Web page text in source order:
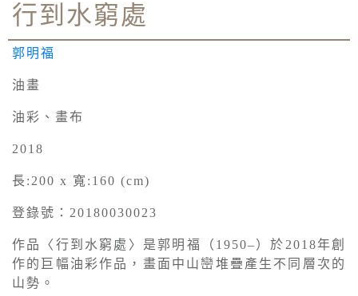
行到水窮處
郭明福
油畫
油彩、畫布
2018
長:200 x 寬:160 (cm)
登錄號：20180030023
作品〈行到水窮處〉是郭明福（1950–）於2018年創
作的巨幅油彩作品，畫面中山巒堆疊產生不同層次的
山勢。